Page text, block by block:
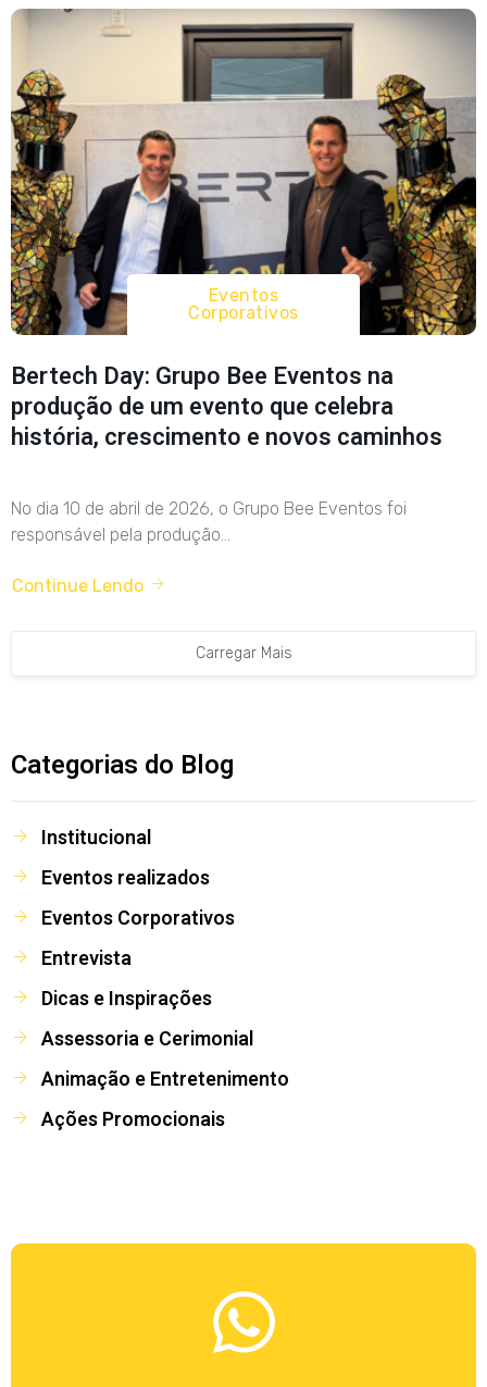
Eventos
Corporativos
Bertech Day: Grupo Bee Eventos na
produção de um evento que celebra
história, crescimento e novos caminhos
No dia 10 de abril de 2026, o Grupo Bee Eventos foi
responsável pela produção...
Continue Lendo
Carregar Mais
Categorias do Blog
Institucional
Eventos realizados
Eventos Corporativos
Entrevista
Dicas e Inspirações
Assessoria e Cerimonial
Animação e Entretenimento
Ações Promocionais